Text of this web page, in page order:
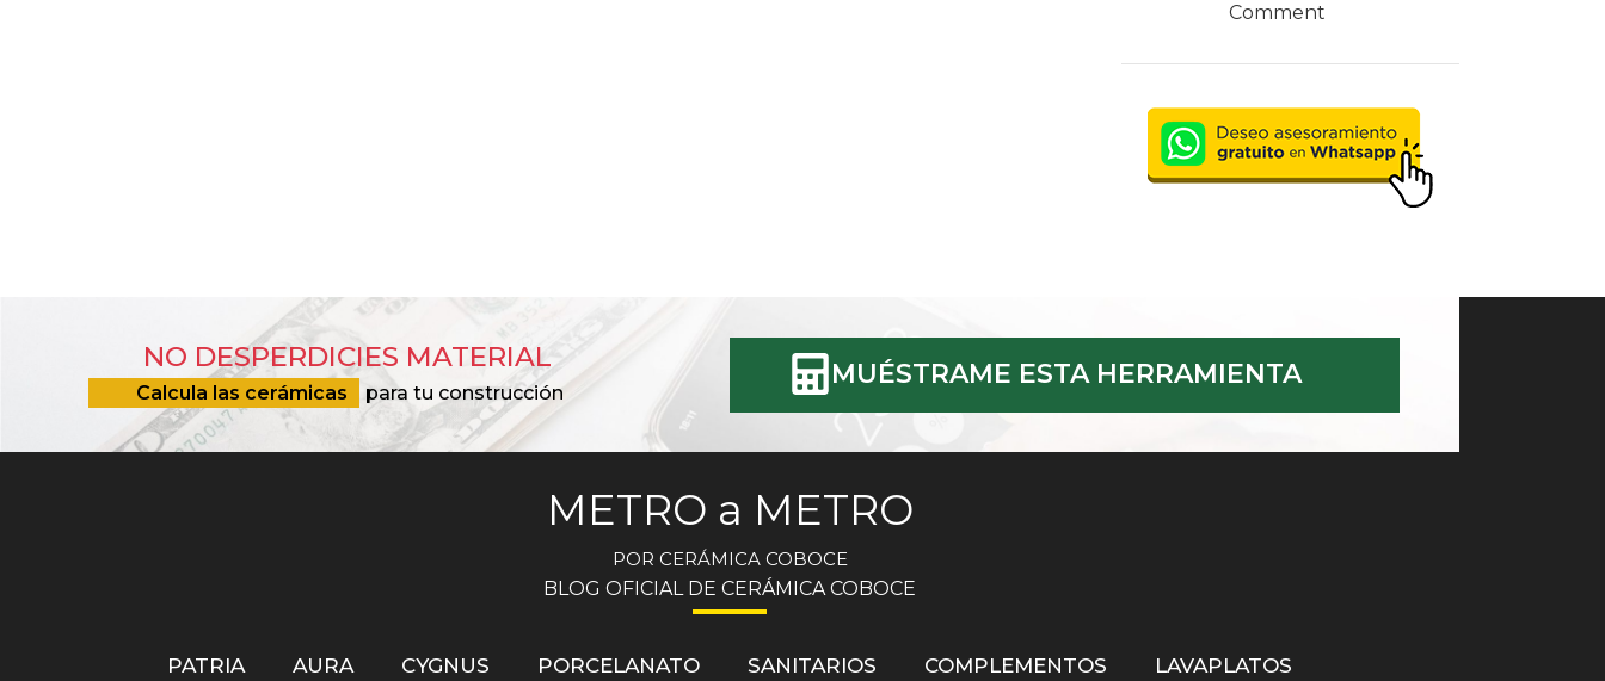
Comment
NO DESPERDICIES MATERIAL
Calcula las cerámicas para tu construcción
MUÉSTRAME ESTA HERRAMIENTA
METRO a METRO
POR CERÁMICA COBOCE
BLOG OFICIAL DE CERÁMICA COBOCE
PATRIA AURA CYGNUS PORCELANATO SANITARIOS COMPLEMENTOS LAVAPLATOS